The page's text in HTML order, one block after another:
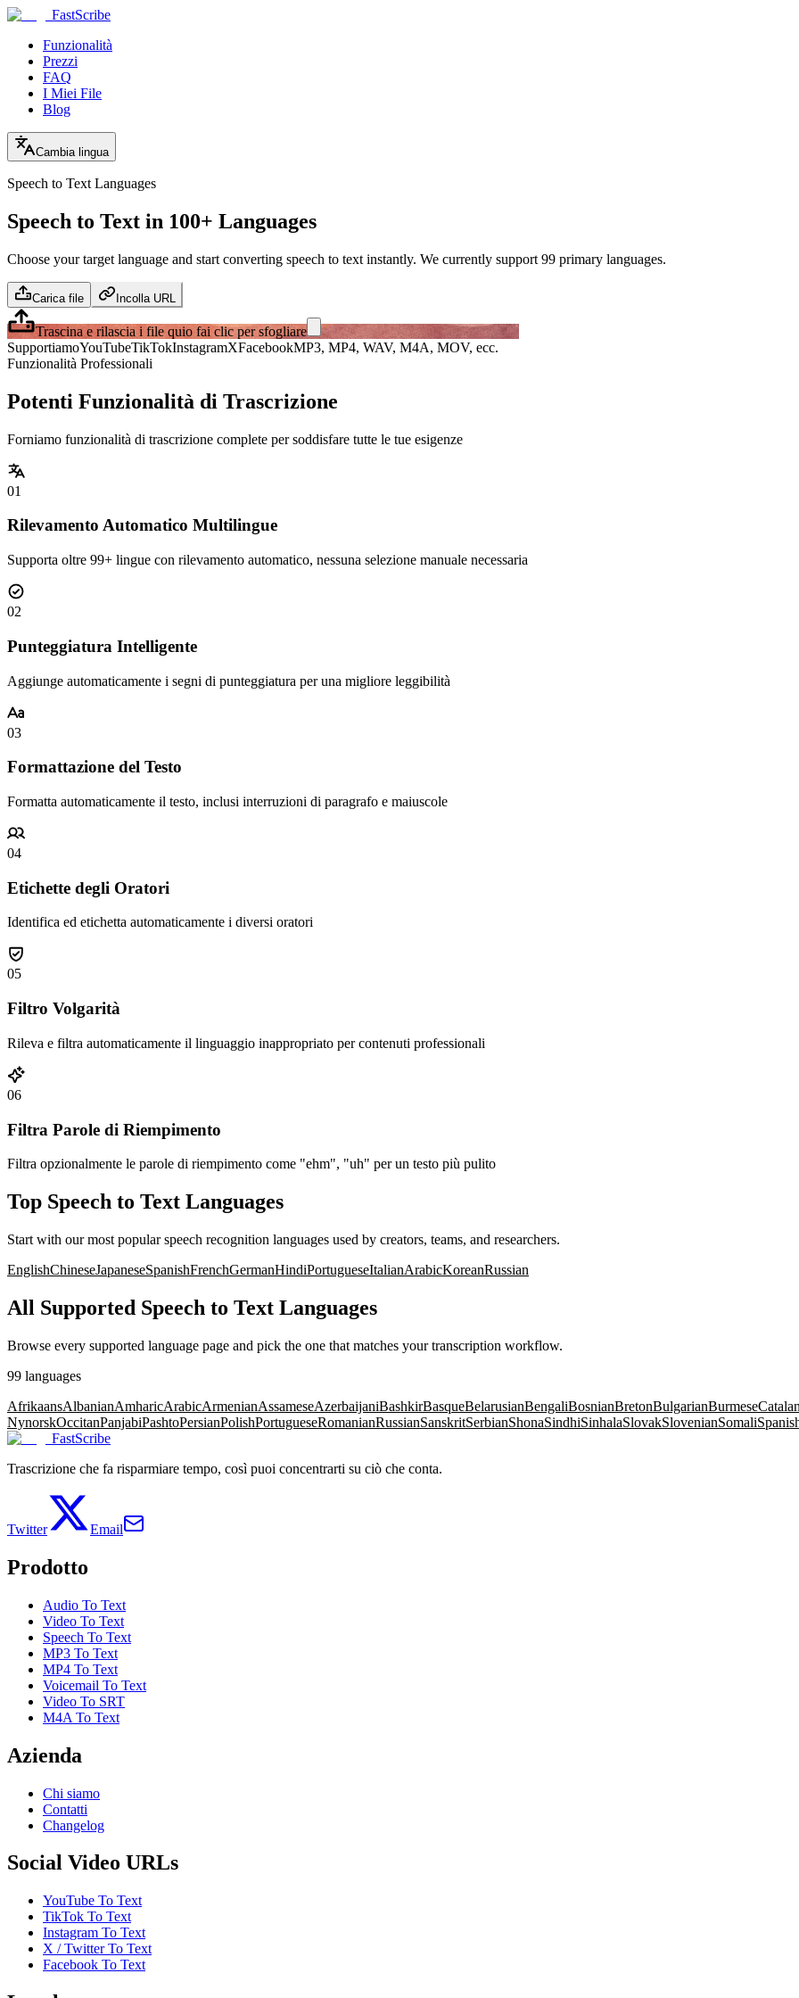
FastScribe
Funzionalità
Prezzi
FAQ
I Miei File
Blog
Cambia lingua
Speech to Text Languages
Speech to Text in 100+ Languages
Choose your target language and start converting speech to text instantly. We currently support 99 primary languages.
Carica file Incolla URL
Trascina e rilascia i file quio fai clic per sfogliare
SupportiamoYouTubeTikTokInstagramXFacebookMP3, MP4, WAV, M4A, MOV, ecc.
Funzionalità Professionali
Potenti Funzionalità di Trascrizione
Forniamo funzionalità di trascrizione complete per soddisfare tutte le tue esigenze
01
Rilevamento Automatico Multilingue
Supporta oltre 99+ lingue con rilevamento automatico, nessuna selezione manuale necessaria
02
Punteggiatura Intelligente
Aggiunge automaticamente i segni di punteggiatura per una migliore leggibilità
03
Formattazione del Testo
Formatta automaticamente il testo, inclusi interruzioni di paragrafo e maiuscole
04
Etichette degli Oratori
Identifica ed etichetta automaticamente i diversi oratori
05
Filtro Volgarità
Rileva e filtra automaticamente il linguaggio inappropriato per contenuti professionali
06
Filtra Parole di Riempimento
Filtra opzionalmente le parole di riempimento come "ehm", "uh" per un testo più pulito
Top Speech to Text Languages
Start with our most popular speech recognition languages used by creators, teams, and researchers.
EnglishChineseJapaneseSpanishFrenchGermanHindiPortugueseItalianArabicKoreanRussian
All Supported Speech to Text Languages
Browse every supported language page and pick the one that matches your transcription workflow.
99 languages
AfrikaansAlbanianAmharicArabicArmenianAssameseAzerbaijaniBashkirBasqueBelarusianBengaliBosnianBretonBulgarianBurmeseCatalan
NynorskOccitanPanjabiPashtoPersianPolishPortugueseRomanianRussianSanskritSerbianShonaSindhiSinhalaSlovakSlovenianSomali
FastScribe
Trascrizione che fa risparmiare tempo, così puoi concentrarti su ciò che conta.
Twitter Email
Prodotto
Audio To Text
Video To Text
Speech To Text
MP3 To Text
MP4 To Text
Voicemail To Text
Video To SRT
M4A To Text
Azienda
Chi siamo
Contatti
Changelog
Social Video URLs
YouTube To Text
TikTok To Text
Instagram To Text
X / Twitter To Text
Facebook To Text